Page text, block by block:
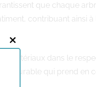
que chaque
contribuant ainsi
matériaux dans le
durable qui prend en
Close
this
module